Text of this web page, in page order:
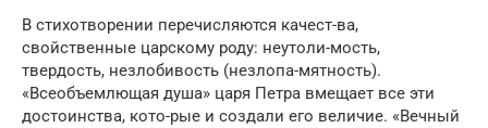
В стихотворении перечисляются качест-ва,
свойственные царскому роду: неутоли-мость,
твердость, незлобивость (незлопа-мятность).
«Всеобъемлющая душа» царя Петра вмещает все эти
достоинства, кото-рые и создали его величие. «Вечный